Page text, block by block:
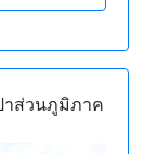
ส่วนภูมิ
าส่วนภูมิภาค